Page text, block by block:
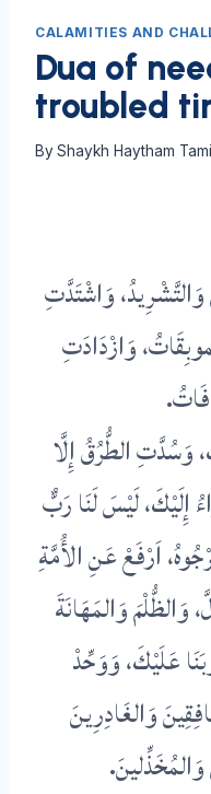
CALAMITIES AND
Dua of
troubled
By Shaykh Haytham
وَاشْتَدَّتِ
وَازْدَادَتِ
وَسُدَّتِ الطُّرُقُ إِلَّا
إِلَيْكَ، لَيْسَ لَنَا رَبٌّ
اَرْفَعْ عَنِ الأُمَّةِ
وَالظُّلْمَ وَالمَهَانَةَ
عَلَيْكَ، وَوَحِّدْ
وَالغَادِرِينَ